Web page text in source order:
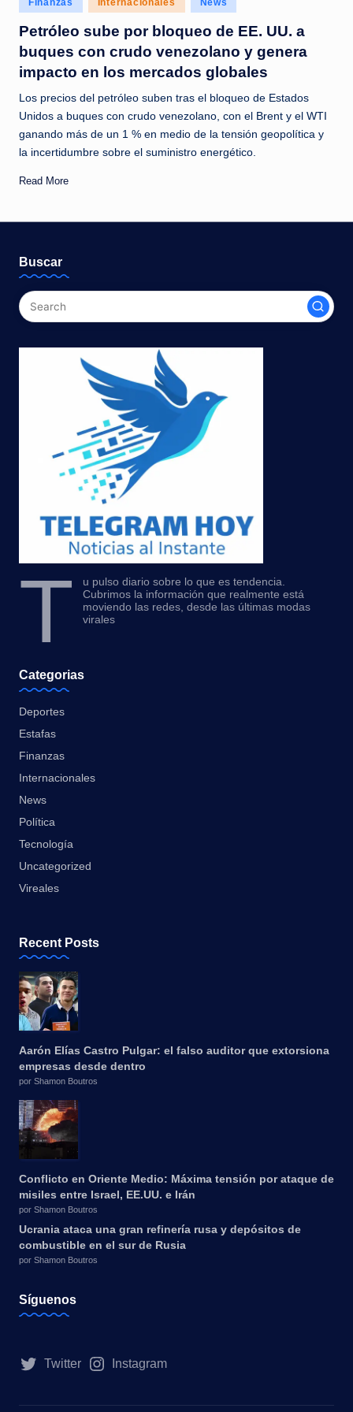
c
i
a
a
l
n
s
a
n
t
e
in
Finanzas Internacionales News
Petróleo sube por bloqueo de EE. UU. a
buques con crudo venezolano y genera
impacto en los mercados globales
Los precios del petróleo suben tras el bloqueo de Estados
Unidos a buques con crudo venezolano, con el Brent y el WTI
ganando más de un 1 % en medio de la tensión geopolítica y
la incertidumbre sobre el suministro energético.
Read More
Buscar
T
u pulso diario sobre lo que es tendencia.
Cubrimos la información que realmente está
moviendo las redes, desde las últimas modas
virales
Categorias
Deportes
Estafas
Finanzas
Internacionales
News
Política
Tecnología
Uncategorized
Vireales
Recent Posts
Aarón Elías Castro Pulgar: el falso auditor que extorsiona
empresas desde dentro
por Shamon Boutros
Conflicto en Oriente Medio: Máxima tensión por ataque de
misiles entre Israel, EE.UU. e Irán
por Shamon Boutros
Ucrania ataca una gran refinería rusa y depósitos de
combustible en el sur de Rusia
por Shamon Boutros
Síguenos
Twitter Instagram